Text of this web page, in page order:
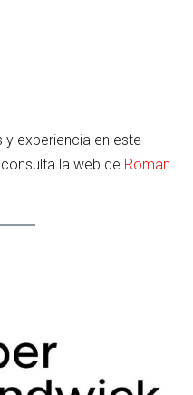
experiencia en este
la web de Roman.